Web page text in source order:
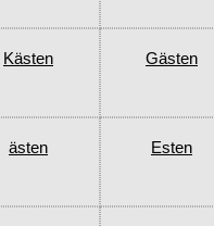
Kästen Gästen
ästen Esten